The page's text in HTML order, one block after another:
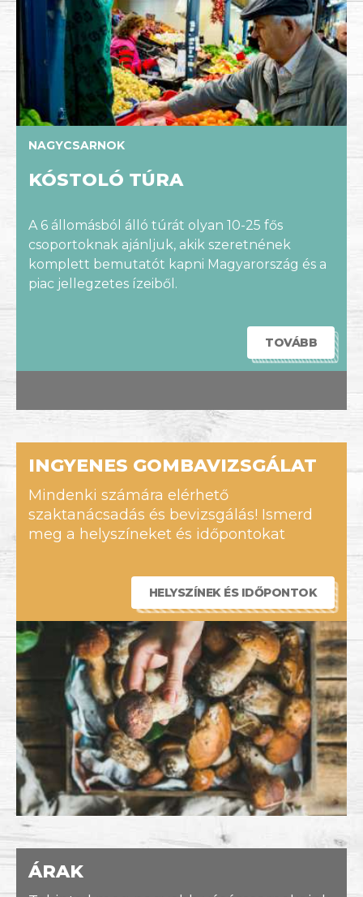
NAGYCSARNOK
KÓSTOLÓ TÚRA
A 6 állomásból álló túrát olyan 10-25 fős
csoportoknak ajánljuk, akik szeretnének
komplett bemutatót kapni Magyarország és a
piac jellegzetes ízeiből.
TOVÁBB
INGYENES GOMBAVIZSGÁLAT
Mindenki számára elérhető
szaktanácsadás és bevizsgálás! Ismerd
meg a helyszíneket és időpontokat
HELYSZÍNEK ÉS IDŐPONTOK
ÁRAK